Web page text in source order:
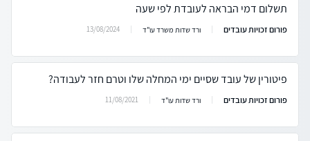
תשלום דמי הבראה לעובדת לפי שעה
פורום זכויות עובדים ורד שדות משרד עו"ד 13/08/2024
פיטורין של עובד שסיים ימי המחלה שלו וטרם חזר לעבודה?
פורום זכויות עובדים ורד שדות עו"ד 11/08/2021